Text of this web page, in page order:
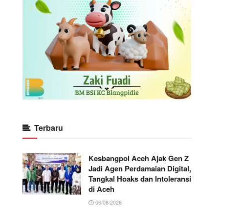
Terbaru
Kesbangpol Aceh Ajak Gen Z
Jadi Agen Perdamaian Digital,
Tangkal Hoaks dan Intoleransi
di Aceh
06/08/2026